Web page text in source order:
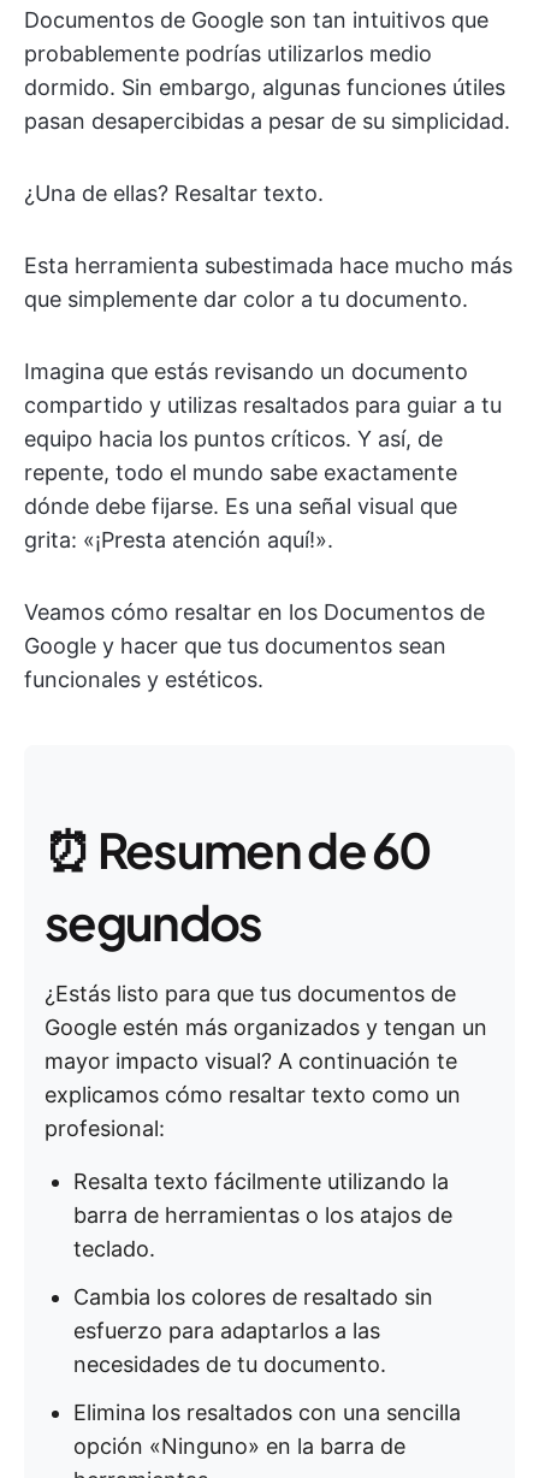
Documentos de Google son tan intuitivos que
probablemente podrías utilizarlos medio
dormido. Sin embargo, algunas funciones útiles
pasan desapercibidas a pesar de su simplicidad.
¿Una de ellas? Resaltar texto.
Esta herramienta subestimada hace mucho más
que simplemente dar color a tu documento.
Imagina que estás revisando un documento
compartido y utilizas resaltados para guiar a tu
equipo hacia los puntos críticos. Y así, de
repente, todo el mundo sabe exactamente
dónde debe fijarse. Es una señal visual que
grita: «¡Presta atención aquí!».
Veamos cómo resaltar en los Documentos de
Google y hacer que tus documentos sean
funcionales y estéticos.
⏰ Resumen de 60
segundos
¿Estás listo para que tus documentos de
Google estén más organizados y tengan un
mayor impacto visual? A continuación te
explicamos cómo resaltar texto como un
profesional:
Resalta texto fácilmente utilizando la
barra de herramientas o los atajos de
teclado.
Cambia los colores de resaltado sin
esfuerzo para adaptarlos a las
necesidades de tu documento.
Elimina los resaltados con una sencilla
opción «Ninguno» en la barra de